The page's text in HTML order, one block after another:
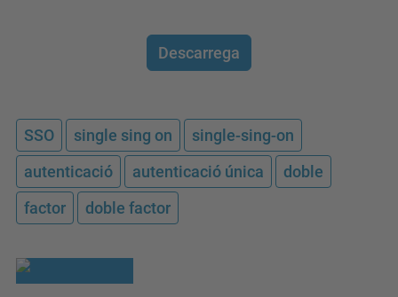
Descarrega
SSO single sing on
single-sing-on
autenticació
autenticació única
doble
factor
doble factor